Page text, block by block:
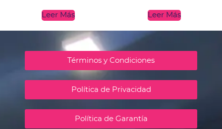
Leer Más Leer Más
Términos y Condiciones
Política de Privacidad
Política de Garantía